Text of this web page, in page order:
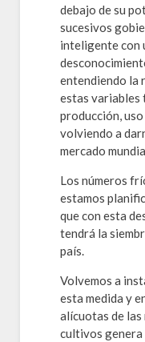
debajo de su
sucesivos
inteligente con
entendiendo la
estas variables
producción,
volviendo a
mercado
Los números
estamos
que con esta
tendrá la
país.
Volvemos a
esta medida y
alícuotas de
cultivos